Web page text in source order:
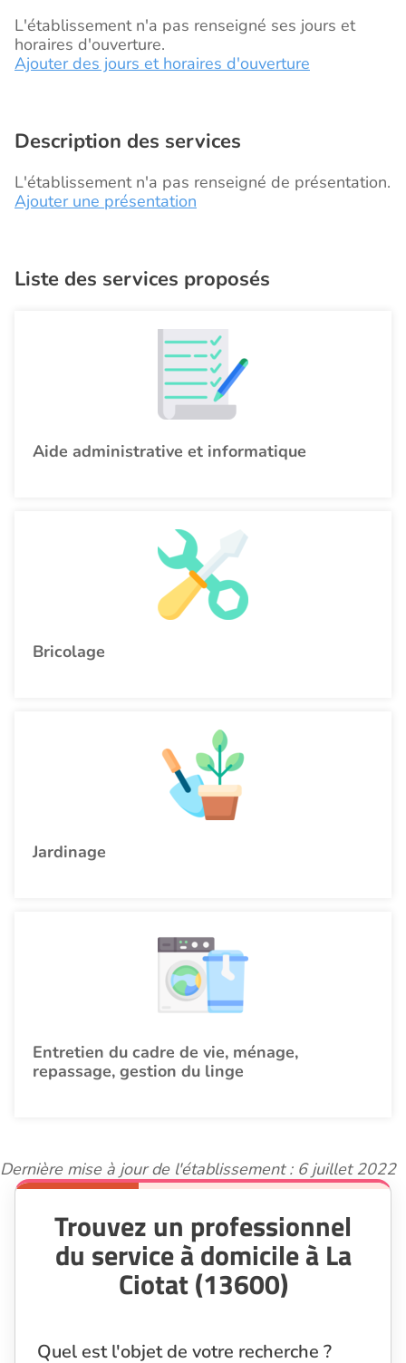
L'établissement n'a pas renseigné ses jours et
horaires d'ouverture.
Ajouter des jours et horaires d'ouverture
Description des services
L'établissement n'a pas renseigné de présentation.
Ajouter une présentation
Liste des services proposés
Aide administrative et informatique
Bricolage
Jardinage
Entretien du cadre de vie, ménage,
repassage, gestion du linge
Dernière mise à jour de l'établissement : 6 juillet 2022
Trouvez un professionnel
du service à domicile à La
Ciotat (13600)
Quel est l'objet de votre recherche ?